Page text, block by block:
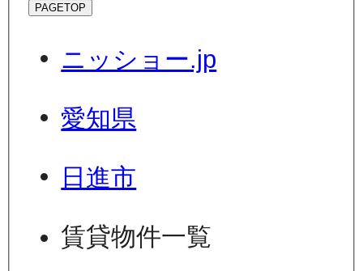
PAGETOP
ニッショー.jp
愛知県
日進市
賃貸物件一覧